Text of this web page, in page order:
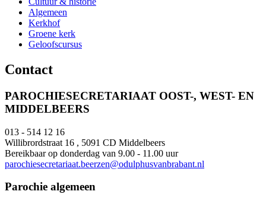
Algemeen
Kerkhof
Groene kerk
Geloofscursus
Contact
PAROCHIESECRETARIAAT OOST-, WEST- EN
MIDDELBEERS
013 - 514 12 16
Willibrordstraat 16 , 5091 CD Middelbeers
Bereikbaar op donderdag van 9.00 - 11.00 uur
parochiesecretariaat.beerzen@odulphusvanbrabant.nl
Parochie algemeen